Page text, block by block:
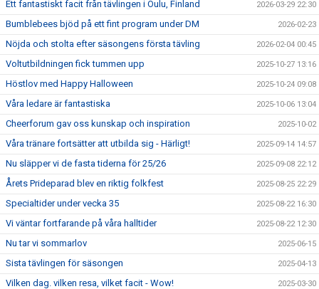
Ett fantastiskt facit från tävlingen i Oulu, Finland 2026-03-29 22:30
Bumblebees bjöd på ett fint program under DM 2026-02-23
Nöjda och stolta efter säsongens första tävling 2026-02-04 00:45
Voltutbildningen fick tummen upp 2025-10-27 13:16
Höstlov med Happy Halloween 2025-10-24 09:08
Våra ledare är fantastiska 2025-10-06 13:04
Cheerforum gav oss kunskap och inspiration 2025-10-02
Våra tränare fortsätter att utbilda sig - Härligt! 2025-09-14 14:57
Nu släpper vi de fasta tiderna för 25/26 2025-09-08 22:12
Årets Prideparad blev en riktig folkfest 2025-08-25 22:29
Specialtider under vecka 35 2025-08-22 16:30
Vi väntar fortfarande på våra halltider 2025-08-22 12:30
Nu tar vi sommarlov 2025-06-15
Sista tävlingen för säsongen 2025-04-13
Vilken dag. vilken resa, vilket facit - Wow! 2025-03-30